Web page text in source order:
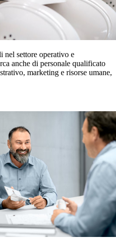
nel settore operativo e
anche di personale qualificato
marketing e risorse umane,